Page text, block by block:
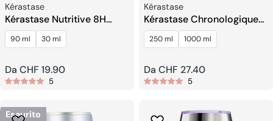
Venditore:
Kérastase
Kérastase Nutritive 8H
Magic Night Serum
90 ml 30 ml
Prezzo
regolare
Da CHF 19.90
5
Venditore:
Kérastase
Kérastase Chronologique
Bain Régénérant Shampoo
250 ml 1000 ml
Prezzo
regolare
Da CHF 27.40
5
Esaurito